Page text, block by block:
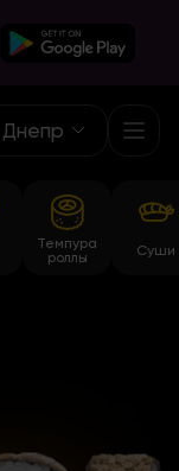
Днепр
Темпура
роллы
Суши